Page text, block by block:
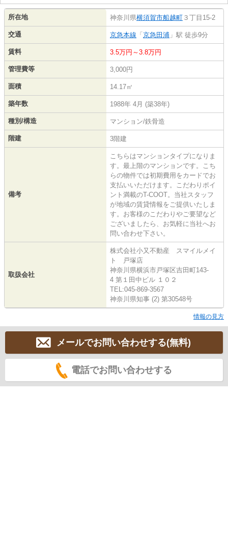
所在地 神奈川県横須賀市船越町 ３丁目15-2
交通 京急本線 「 京急田浦 」駅 徒歩9分
賃料 3.5万円～3.8万円
管理費等 3,000円
面積 14.17㎡
築年数 1988年 4月 (築38年)
種別/構造 マンション/鉄骨造
階建 3階建
備考
こちらはマンションタイプになりま
す。最上階のマンションです。こち
らの物件では初期費用をカードでお
支払いいただけます。こだわりポイ
ント満載のT-COOT。当社スタッフ
が地域の賃貸情報をご提供いたしま
す。お客様のこだわりやご要望など
ございましたら、お気軽に当社へお
問い合わせ下さい。
取扱会社
株式会社小又不動産 スマイルメイ
ト 戸塚店
神奈川県横浜市戸塚区吉田町143-
4 第１田中ビル １０２
TEL:045-869-3567
神奈川県知事 (2) 第30548号
情報の見方
メールでお問い合わせする(無料)
電話でお問い合わせする